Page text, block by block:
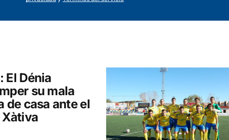
El Dénia
su mala
de casa ante el